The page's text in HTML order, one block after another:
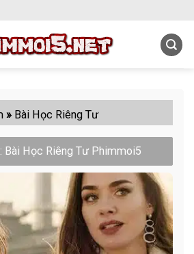
» Bài Học Riêng Tư
Bài Học Riêng Tư Phimmoi5